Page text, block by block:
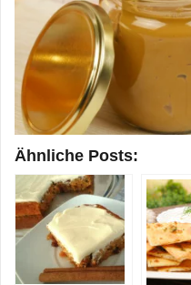
Ähnliche Posts: